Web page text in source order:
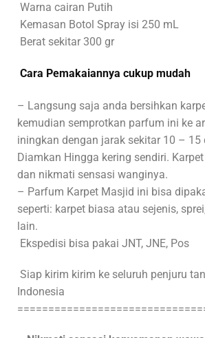
Warna cairan Putih
Kemasan Botol Spray isi 250 mL
Berat sekitar 300 gr
Cara Pemakaiannya cukup mudah
– Langsung saja anda bersihkan
kemudian semprotkan parfum ini ke
iningkan dengan jarak sekitar 10 – 15
Diamkan Hingga kering sendiri.
dan nikmati sensasi wanginya.
– Parfum Karpet Masjid ini bisa
seperti: karpet biasa atau sejenis,
lain.
Ekspedisi bisa pakai JNT, JNE, Pos
Siap kirim kirim ke seluruh penjuru
Indonesia